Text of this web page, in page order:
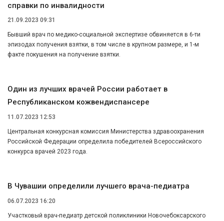
справки по инвалидности
21.09.2023 09:31
Бывший врач по медико-социальной экспертизе обвиняется в 6-ти
эпизодах получения взятки, в том числе в крупном размере, и 1-м
факте покушения на получение взятки.
Один из лучших врачей России работает в
Республиканском кожвендиспансере
11.07.2023 12:53
Центральная конкурсная комиссия Министерства здравоохранения
Российской Федерации определила победителей Всероссийского
конкурса врачей 2023 года.
В Чувашии определили лучшего врача-педиатра
06.07.2023 16:20
Участковый врач-педиатр детской поликлиники Новочебоксарского